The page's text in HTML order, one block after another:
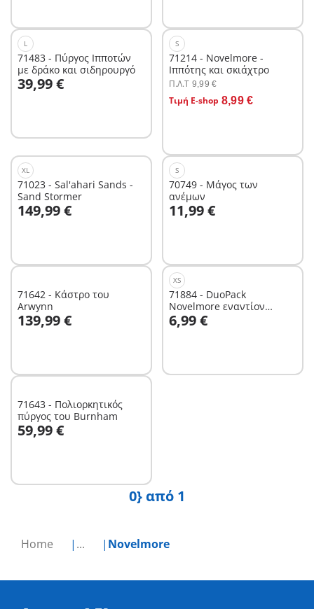
Home ... Novelmore
L
71483 - Πύργος Ιπποτών
με δράκο και σιδηρουργό
39,99 €
Στο καλάθι
S
71214 - Novelmore -
Ιππότης και σκιάχτρο
Π.Λ.T 9,99 €
Τιμή E-shop 8,99 €
Στο καλάθι
XL
71023 - Sal'ahari Sands -
Sand Stormer
149,99 €
Στο καλάθι
S
70749 - Μάγος των
ανέμων
11,99 €
71642 - Κάστρο του
Arwynn
139,99 €
Στο καλάθι
XS
71884 - DuoPack
Novelmore εναντίον
Burnham
6,99 €
Στο καλάθι
71643 - Πολιορκητικός
πύργος του Burnham
59,99 €
Στο καλάθι
0} από 1